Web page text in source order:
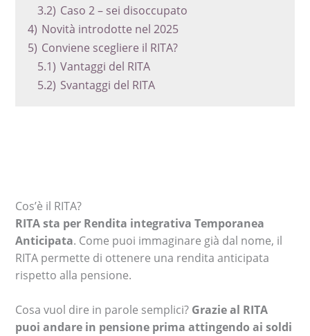
3.2) Caso 2 – sei disoccupato
4) Novità introdotte nel 2025
5) Conviene scegliere il RITA?
5.1) Vantaggi del RITA
5.2) Svantaggi del RITA
Cos’è il RITA?
RITA sta per Rendita integrativa Temporanea
Anticipata. Come puoi immaginare già dal nome, il
RITA permette di ottenere una rendita anticipata
rispetto alla pensione.
Cosa vuol dire in parole semplici? Grazie al RITA
puoi andare in pensione prima attingendo ai soldi